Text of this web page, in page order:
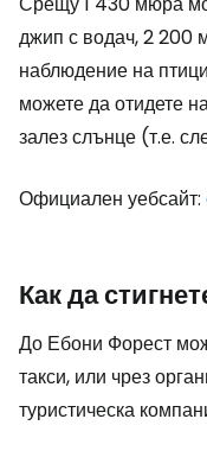
джип с водач, 2 200
наблюдение на
можете да отидете
залез слънце (т.е.
Официален уебсайт:
Как да
До Ебони Форест
такси, или чрез
туристическа